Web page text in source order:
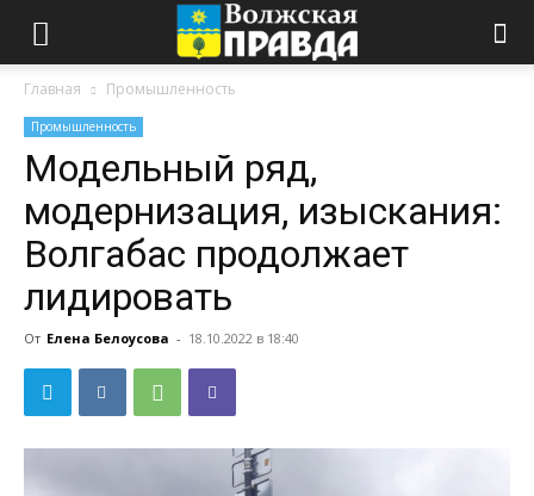
Главная Промышленность
Промышленность
Модельный ряд,
модернизация, изыскания:
Волгабас продолжает
лидировать
От Елена Белоусова - 18.10.2022 в 18:40